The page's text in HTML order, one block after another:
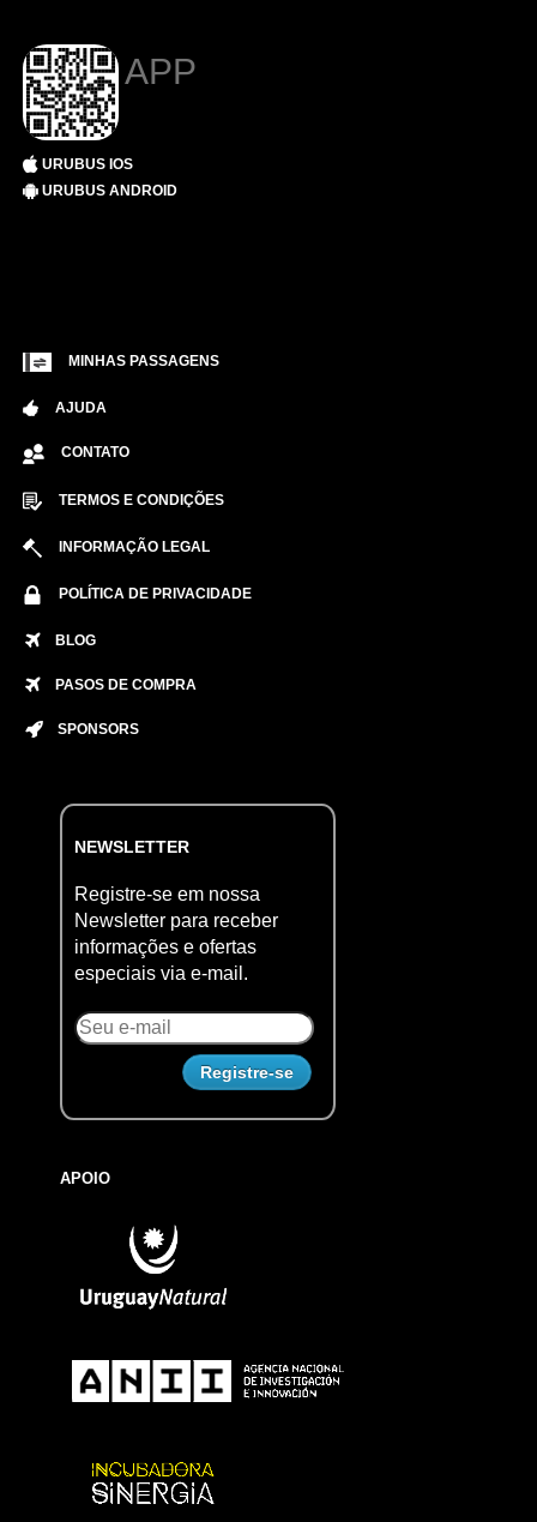
APP
URUBUS IOS
URUBUS ANDROID
MINHAS PASSAGENS
AJUDA
CONTATO
TERMOS E CONDIÇÕES
INFORMAÇÃO LEGAL
POLÍTICA DE PRIVACIDADE
BLOG
PASOS DE COMPRA
SPONSORS
NEWSLETTER
Registre-se em nossa
Newsletter para receber
informações e ofertas
especiais via e-mail.
APOIO